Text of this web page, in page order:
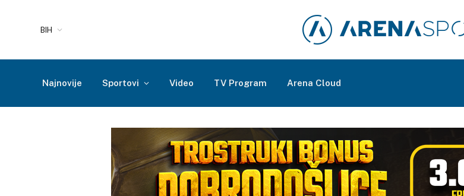
BIH
Najnovije Sportovi Video TV Program Arena Cloud